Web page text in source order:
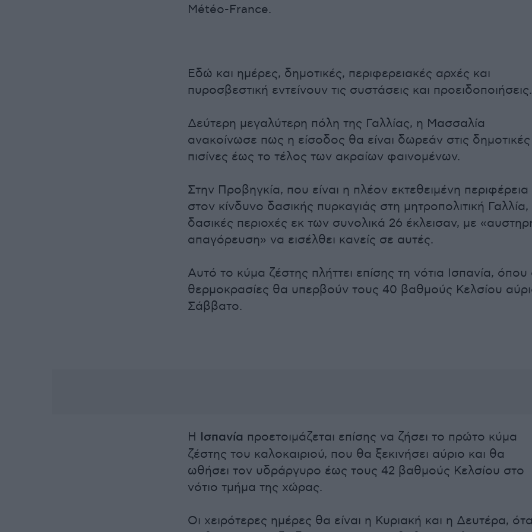
Météo-France.
Εδώ και ημέρες, δημοτικές, περιφερειακές αρχές και
πυροσβεστική εντείνουν τις συστάσεις και προειδοποιήσεις.
Δεύτερη μεγαλύτερη πόλη της Γαλλίας, η Μασσαλία
ανακοίνωσε πως η είσοδος θα είναι δωρεάν στις δημοτικές
πισίνες έως το τέλος των ακραίων φαινομένων.
Στην Προβηγκία, που είναι η πλέον εκτεθειμένη περιφέρεια
στον κίνδυνο δασικής πυρκαγιάς στη μητροπολιτική Γαλλία,
δασικές περιοχές εκ των συνολικά 26 έκλεισαν, με
απαγόρευση» να εισέλθει κανείς σε αυτές.
Αυτό το κύμα ζέστης πλήττει επίσης τη νότια Ισπανία, όπου
θερμοκρασίες θα υπερβούν τους 40 βαθμούς Κελσίου
Σάββατο.
Η Ισπανία προετοιμάζεται επίσης να ζήσει το πρώτο κύμα
ζέστης του καλοκαιριού, που θα ξεκινήσει αύριο και θα
ωθήσει τον υδράργυρο έως τους 42 βαθμούς Κελσίου στο
νότιο τμήμα της χώρας.
Οι χειρότερες ημέρες θα είναι η Κυριακή και η Δευτέρα,